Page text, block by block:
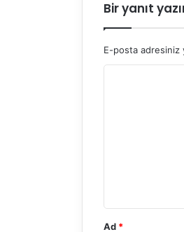
Bir yanıt
E-posta adresiniz
Ad *